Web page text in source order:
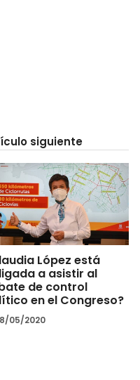
siguiente
López está
a asistir al
de control
en el Congreso?
05/2020